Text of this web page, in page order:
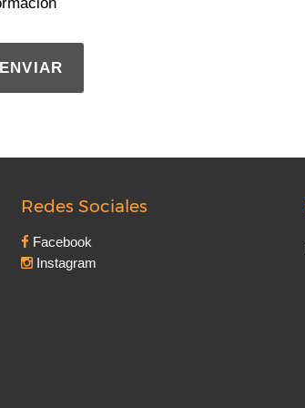
ENVIAR
Redes Sociales
Facebook
Instagram